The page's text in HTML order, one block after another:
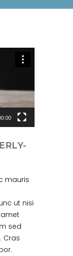
mauris
ut nisi
sed
Cras